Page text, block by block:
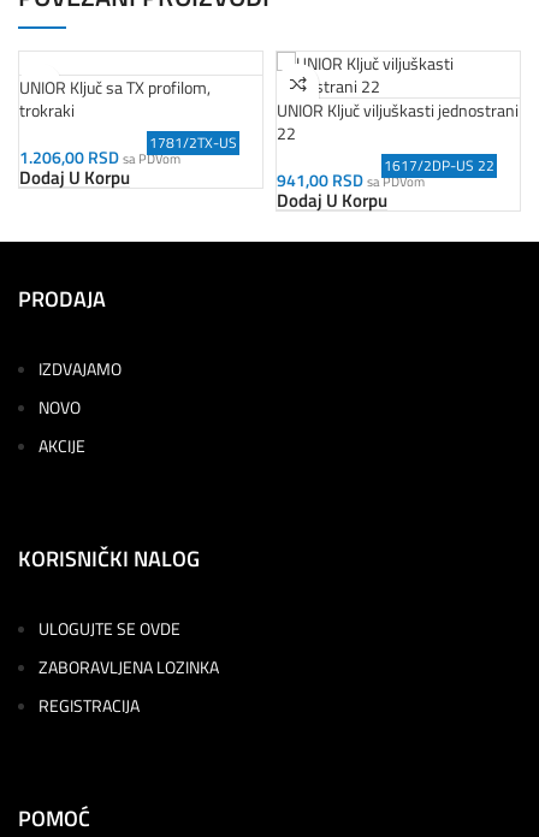
UNIOR Ključ sa TX profilom,
trokraki
1.206,00RSDsa PDVom
Dodaj U Korpu
1781/2TX-US
UNIOR Ključ viljuškasti jednostrani
22
941,00RSDsa PDVom
Dodaj U Korpu
1617/2DP-US 22
PRODAJA
IZDVAJAMO
NOVO
AKCIJE
KORISNIČKI NALOG
ULOGUJTE SE OVDE
ZABORAVLJENA LOZINKA
REGISTRACIJA
POMOĆ